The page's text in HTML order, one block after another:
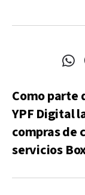
Como parte
YPF Digital
compras de
servicios